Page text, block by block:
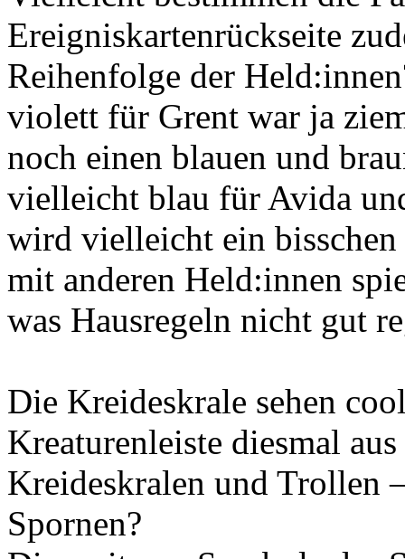
Ereigniskartenrückseite
Reihenfolge der
violett für Grent war ja
noch einen blauen und
vielleicht blau für Avida
wird vielleicht ein
mit anderen Held:innen
was Hausregeln nicht gut
Die Kreideskrale sehen
Kreaturenleiste diesmal
Kreideskralen und Trollen
Spornen?